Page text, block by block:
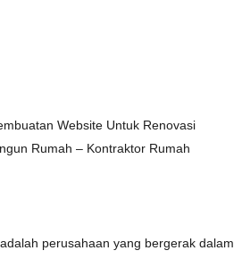
Website Untuk Renovasi
Rumah – Kontraktor Rumah
adalah perusahaan yang bergerak dalam